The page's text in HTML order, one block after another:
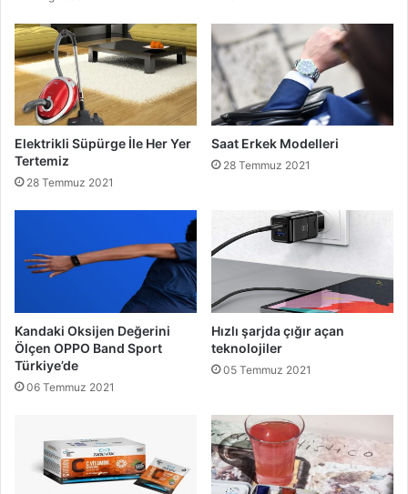
Elektrikli Süpürge İle Her Yer
Tertemiz
28 Temmuz 2021
Saat Erkek Modelleri
28 Temmuz 2021
Kandaki Oksijen Değerini
Ölçen OPPO Band Sport
Türkiye’de
06 Temmuz 2021
Hızlı şarjda çığır açan
teknolojiler
05 Temmuz 2021